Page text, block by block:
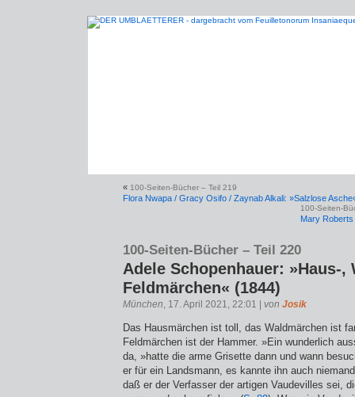
« 100-Seiten-Bücher – Teil 219
Flora Nwapa / Gracy Osifo / Zaynab Alkali: »Salzlose
100-Seiten-
Mary
100-Seiten-Bücher – Teil 220
Adele Schopenhauer: »Haus-,
Feldmärchen« (1844)
München, 17. April 2021, 22:01 | von Josik
Das Hausmärchen ist toll, das Waldmärchen ist
Feldmärchen ist der Hammer. »Ein wunderlich
da, »hatte die arme Grisette dann und wann
er für ein Landsmann, es kannte ihn auch
daß er der Verfasser der artigen Vaudevilles sei,